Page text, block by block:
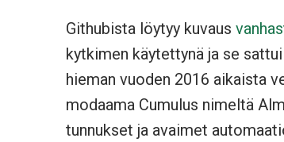
Githubista löytyy kuvaus
kytkimen käytettynä ja se
hieman vuoden 2016 aikaista
modaama Cumulus nimeltä
tunnukset ja avaimet